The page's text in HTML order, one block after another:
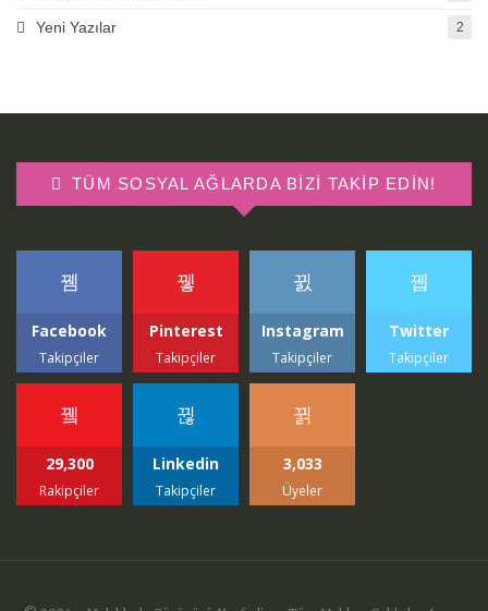
Yeni Yazılar 2
TÜM SOSYAL AĞLARDA BIZI TAKIP EDIN!
Facebook
Takipçiler
Pinterest
Takipçiler
Instagram
Takipçiler
Twitter
Takipçiler
29,300
Rakipçiler
Linkedin
Takipçiler
3,033
Üyeler